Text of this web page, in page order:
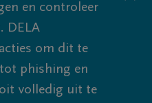
en controleer
DELA
om dit te
phishing en
volledig uit te